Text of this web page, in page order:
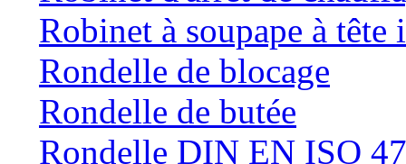
Robinet à soupape à tête
Rondelle de blocage
Rondelle de butée
Rondelle DIN EN ISO